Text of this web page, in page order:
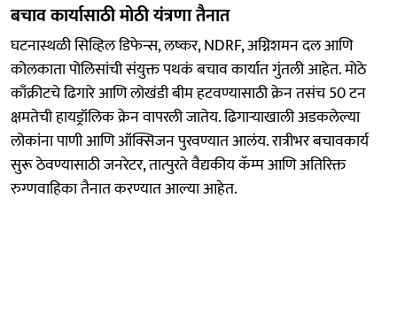
बचाव कार्यासाठी मोठी यंत्रणा तैनात
घटनास्थळी सिव्हिल डिफेन्स, लष्कर, NDRF, अग्निशमन दल आणि
कोलकाता पोलिसांची संयुक्त पथकं बचाव कार्यात गुंतली आहेत. मोठे
काँक्रीटचे ढिगारे आणि लोखंडी बीम हटवण्यासाठी क्रेन तसंच 50 टन
क्षमतेची हायड्रॉलिक क्रेन वापरली जातेय. ढिगाऱ्याखाली अडकलेल्या
लोकांना पाणी आणि ऑक्सिजन पुरवण्यात आलंय. रात्रीभर बचावकार्य
सुरू ठेवण्यासाठी जनरेटर, तात्पुरते वैद्यकीय कॅम्प आणि अतिरिक्त
रुग्णवाहिका तैनात करण्यात आल्या आहेत.